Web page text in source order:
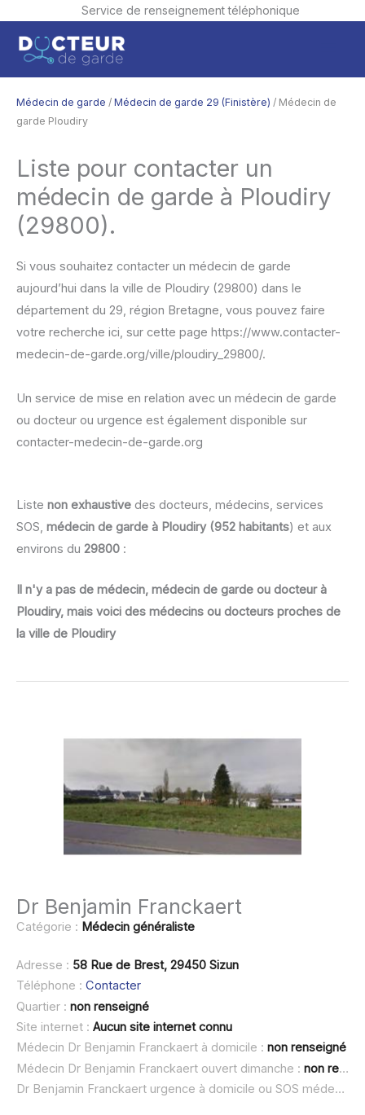
Service de renseignement téléphonique
contenu
Médecin de garde / Médecin de garde 29 (Finistère) / Médecin de
garde Ploudiry
Liste pour contacter un
médecin de garde à Ploudiry
(29800).
Si vous souhaitez contacter un médecin de garde
aujourd’hui dans la ville de Ploudiry (29800) dans le
département du 29, région Bretagne, vous pouvez faire
votre recherche ici, sur cette page https://www.contacter-
medecin-de-garde.org/ville/ploudiry_29800/.
Un service de mise en relation avec un médecin de garde
ou docteur ou urgence est également disponible sur
contacter-medecin-de-garde.org
Liste non exhaustive des docteurs, médecins, services
SOS, médecin de garde à Ploudiry (952 habitants) et aux
environs du 29800 :
Il n'y a pas de médecin, médecin de garde ou docteur à
Ploudiry, mais voici des médecins ou docteurs proches de
la ville de Ploudiry
Dr Benjamin Franckaert
Catégorie : Médecin généraliste
Adresse : 58 Rue de Brest, 29450 Sizun
Téléphone : Contacter
Quartier : non renseigné
Site internet : Aucun site internet connu
Médecin Dr Benjamin Franckaert à domicile : non renseigné
Médecin Dr Benjamin Franckaert ouvert dimanche : non renseigné
Dr Benjamin Franckaert urgence à domicile ou SOS médecin :